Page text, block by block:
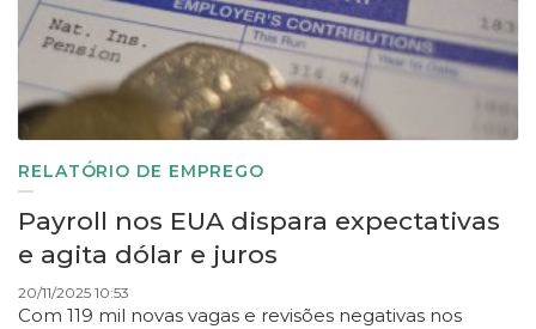
RELATÓRIO DE EMPREGO
Payroll nos EUA dispara expectativas
e agita dólar e juros
20/11/2025 10:53
Com 119 mil novas vagas e revisões negativas nos